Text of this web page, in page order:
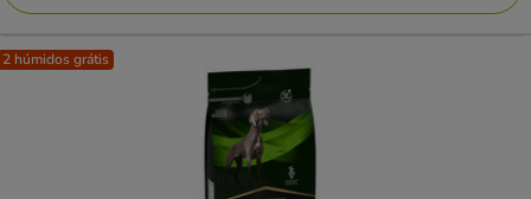
2 húmidos grátis